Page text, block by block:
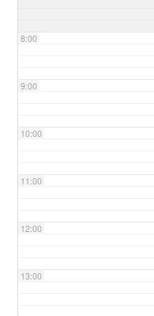
8:00
9:00
10:00
11:00
12:00
13:00